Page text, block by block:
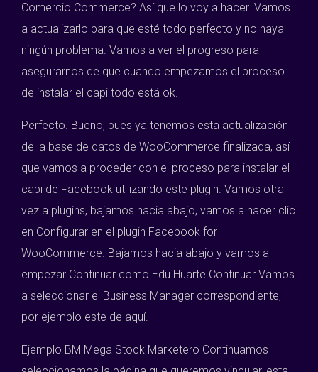
Comercio Commerce? Así que lo voy a hacer. Vamos
a actualizarlo para que esté todo perfecto y no haya
ningún problema. Vamos a ver el progreso para
asegurarnos de que cuando empezamos el proceso
de instalar el capi todo está ok.
Perfecto. Bueno, pues ya tenemos esta actualización
de la base de datos de WooCommerce finalizada, así
que vamos a proceder con el proceso para instalar el
capi de Facebook utilizando este plugin. Vamos otra
vez a plugins, bajamos hacia abajo, vamos a hacer clic
en Configurar en el plugin Facebook for
WooCommerce. Bajamos hacia abajo y vamos a
empezar Continuar como Edu Huarte Continuar Vamos
a seleccionar el Business Manager correspondiente,
por ejemplo este de aquí.
Ejemplo BM Mega Stock Marketero Continuamos